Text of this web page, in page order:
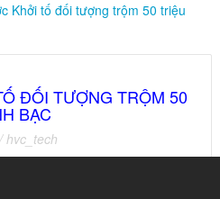
Khởi tố đối tượng trộm 50 triệu
ĐỐI TƯỢNG TRỘM 50
BẠC
/hvc_tech